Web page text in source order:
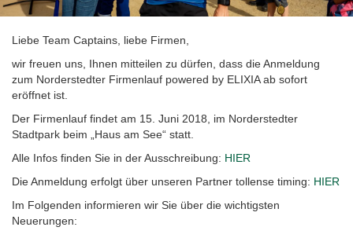
Liebe Team Captains, liebe Firmen,
wir freuen uns, Ihnen mitteilen zu dürfen, dass die Anmeldung
zum Norderstedter Firmenlauf powered by ELIXIA ab sofort
eröffnet ist.
Der Firmenlauf findet am 15. Juni 2018, im Norderstedter
Stadtpark beim „Haus am See“ statt.
Alle Infos finden Sie in der Ausschreibung: HIER
Die Anmeldung erfolgt über unseren Partner tollense timing: HIER
Im Folgenden informieren wir Sie über die wichtigsten
Neuerungen: